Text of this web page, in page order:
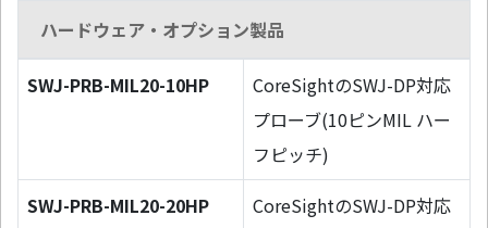
ハードウェア・オプション製品
SWJ-PRB-MIL20-10HP
CoreSightのSWJ-DP対応
プローブ(10ピンMIL ハー
フピッチ)
SWJ-PRB-MIL20-20HP
CoreSightのSWJ-DP対応